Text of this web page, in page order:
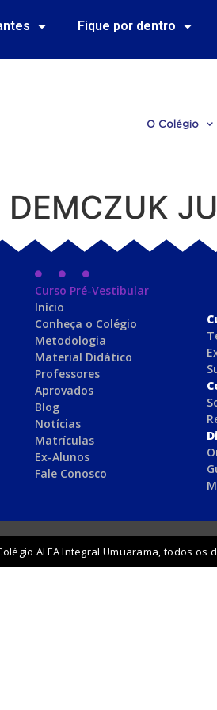
Fique por dentro
O Colégio
DEMCZUK
Curso Pré-Vestibular
Início
Conheça o Colégio
Metodologia
Material Didático
Professores
Aprovados
Blog
Notícias
Matrículas
Ex-Alunos
Fale Conosco
C
ALFA Integral Umuarama, todos os